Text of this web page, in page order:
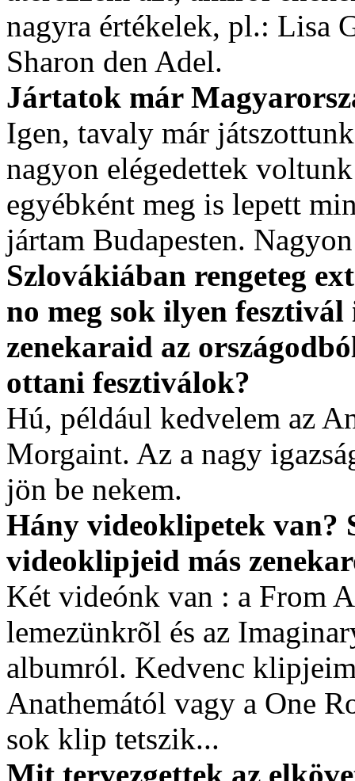
nagyra értékelek, pl.: Lisa
Sharon den Adel.
Jártatok már
Igen, tavaly már
nagyon elégedettek
egyébként meg is lepett
jártam Budapesten.
Szlovákiában rengeteg
no meg sok ilyen
zenekaraid az
ottani fesztiválok?
Hú, például kedvelem az
Morgaint. Az a nagy
jön be nekem.
Hány videoklipetek van?
videoklipjeid más
Két videónk van : a From
lemezünkrõl és az
albumról. Kedvenc
Anathemától vagy a One
sok klip tetszik...
Mit tervezgettek az